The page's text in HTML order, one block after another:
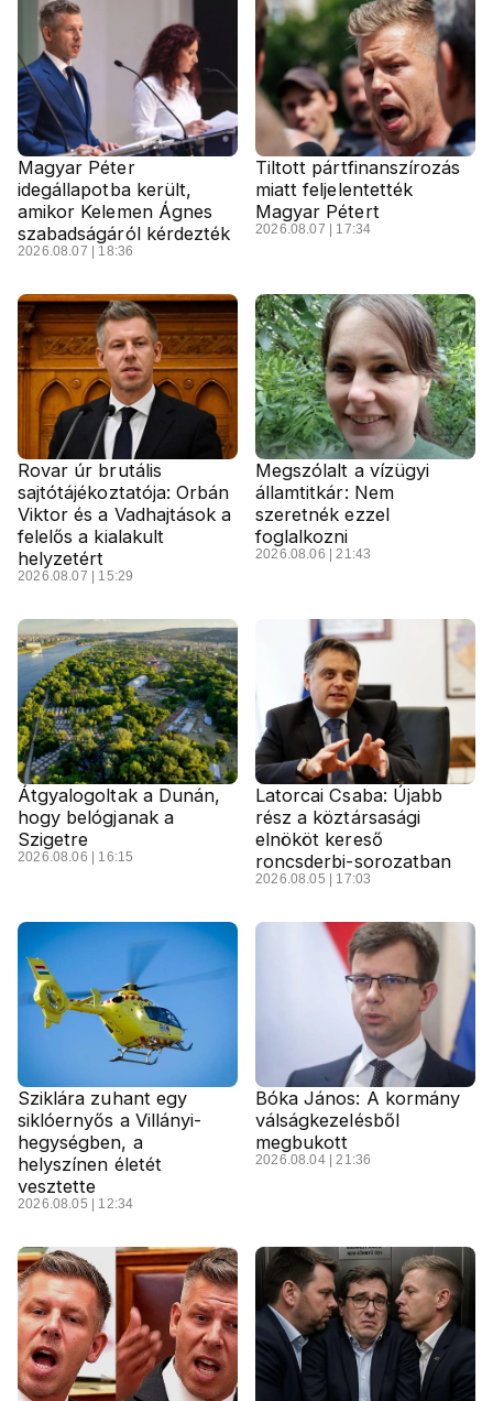
Magyar Péter
idegállapotba került,
amikor Kelemen Ágnes
szabadságáról kérdezték
2026.08.07 | 18:36
Tiltott pártfinanszírozás
miatt feljelentették
Magyar Pétert
2026.08.07 | 17:34
Rovar úr brutális
sajtótájékoztatója: Orbán
Viktor és a Vadhajtások a
felelős a kialakult
helyzetért
2026.08.07 | 15:29
Megszólalt a vízügyi
államtitkár: Nem
szeretnék ezzel
foglalkozni
2026.08.06 | 21:43
Átgyalogoltak a Dunán,
hogy belógjanak a
Szigetre
2026.08.06 | 16:15
Latorcai Csaba: Újabb
rész a köztársasági
elnököt kereső
roncsderbi-sorozatban
2026.08.05 | 17:03
Sziklára zuhant egy
siklóernyős a Villányi-
hegységben, a
helyszínen életét
vesztette
2026.08.05 | 12:34
Bóka János: A kormány
válságkezelésből
megbukott
2026.08.04 | 21:36